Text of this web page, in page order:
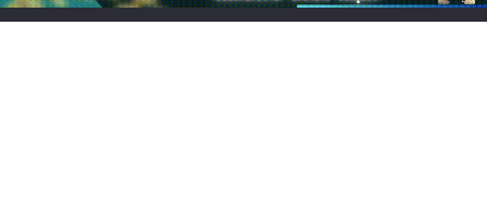
18/05/2026 0 280